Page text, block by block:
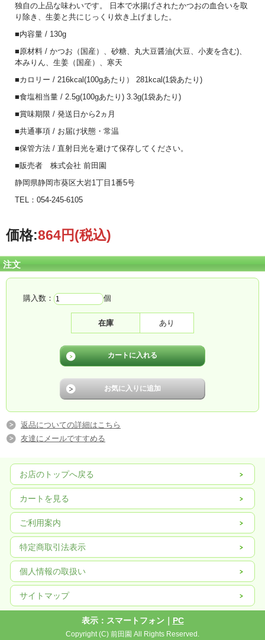
独自の上品な味わいです。 日本で水揚げされたかつおの血合いを取
り除き、生姜と共にじっくり炊き上げました。
■内容量 / 130g
■原材料 / かつお（国産）、砂糖、丸大豆醤油(大豆、小麦を含む)、
本みりん、生姜（国産）、寒天
■カロリー / 216kcal(100gあたり） 281kcal(1袋あたり)
■食塩相当量 / 2.5g(100gあたり) 3.3g(1袋あたり)
■賞味期限 / 発送日から2ヵ月
■共通事項 / お届け状態・常温
■保管方法 / 直射日光を避けて保存してください。
■販売者 株式会社 前田園
静岡県静岡市葵区大岩1丁目1番5号
TEL：054-245-6105
価格:864円(税込)
注文
購入数： 個
在庫 あり
返品についての詳細はこちら
友達にメールですすめる
お店のトップへ戻る
カートを見る
ご利用案内
特定商取引法表示
個人情報の取扱い
サイトマップ
表示：スマートフォン｜ PC
Copyright (C) 前田園 All Rights Reserved.